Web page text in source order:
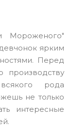
Мороженого"
ярким
Перед
производству
рода
не только
интересные